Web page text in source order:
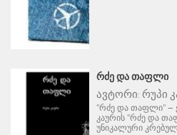
ᲠᲫᲔ ᲓᲐ ᲗᲐᲤᲚᲘ
ავტორი: რუპი
"რძე და თაფლი" –
კაურის "რძე და
უნიკალური